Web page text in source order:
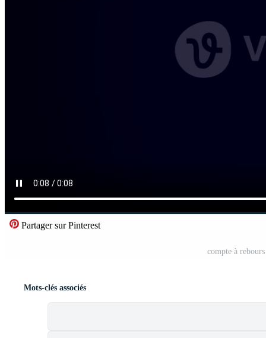
Partager sur Pinterest
compte à
Mots-clés associés